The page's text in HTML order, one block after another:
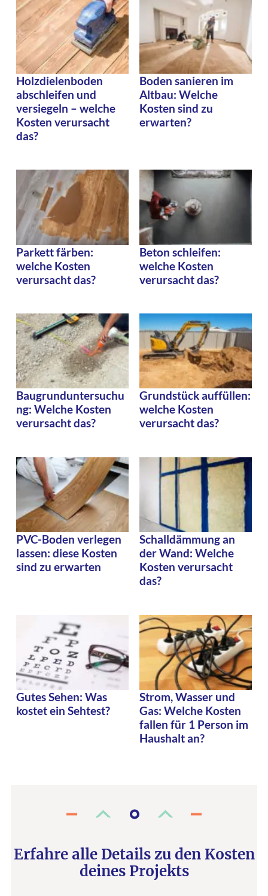
Holzdielenboden
abschleifen und
versiegeln – welche
Kosten verursacht
das?
Boden sanieren im
Altbau: Welche
Kosten sind zu
erwarten?
Parkett färben:
welche Kosten
verursacht das?
Beton schleifen:
welche Kosten
verursacht das?
Baugrunduntersuchu
ng: Welche Kosten
verursacht das?
Grundstück auffüllen:
welche Kosten
verursacht das?
PVC-Boden verlegen
lassen: diese Kosten
sind zu erwarten
Schalldämmung an
der Wand: Welche
Kosten verursacht
das?
Gutes Sehen: Was
kostet ein Sehtest?
Strom, Wasser und
Gas: Welche Kosten
fallen für 1 Person im
Haushalt an?
Erfahre alle Details zu den Kosten
deines Projekts